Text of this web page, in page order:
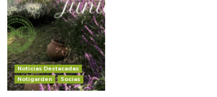
Noticias Destacadas
Notigarden
Socias